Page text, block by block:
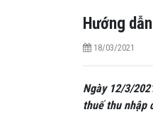
Hướng
18/03/2021
Ngày 12/3/
thuế thu nhập